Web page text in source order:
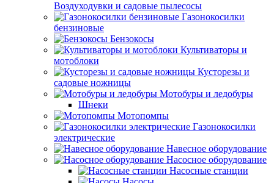
Воздуходувки и садовые пылесосы
Газонокосилки
бензиновые
Бензокосы
Культиваторы и
мотоблоки
Кусторезы и
садовые ножницы
Мотобуры и ледобуры
Шнеки
Мотопомпы
Газонокосилки
электрические
Навесное оборудование
Насосное оборудование
Насосные станции